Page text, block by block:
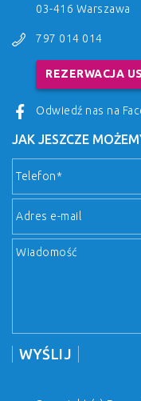
03-416 Warszawa
797 014 014
REZERWACJA
Odwiedź nas na
JAK JESZCZE